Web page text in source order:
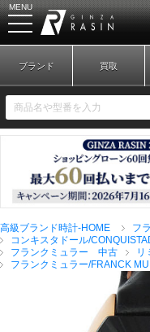
MENU
新規会員登録
ブ
ブランド 買取
高級ブランド時計-HOME
フ
コンキスタドール/
フランクミュラー 中古
リ
フランクミュラー/FRANCK